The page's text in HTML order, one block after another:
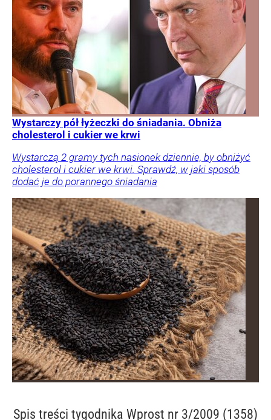
Wystarczy pół łyżeczki do śniadania. Obniża
cholesterol i cukier we krwi
Wystarczą 2 gramy tych nasionek dziennie, by obniżyć
cholesterol i cukier we krwi. Sprawdź, w jaki sposób
dodać je do porannego śniadania
Spis treści tygodnika Wprost nr 3/2009 (1358)